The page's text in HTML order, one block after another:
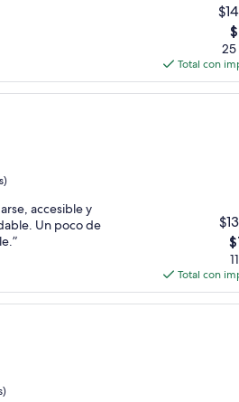
El
25
Total con
accesible y
Un poco de
El
Total con